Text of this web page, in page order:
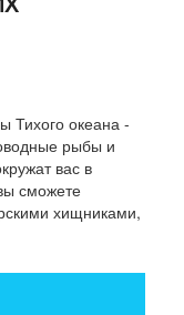
Тихого океана -
рыбы и
вас в
сможете
хищниками,